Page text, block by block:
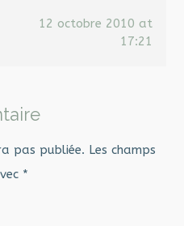
12 octobre 2010 at
17:21
pas publiée. Les champs
*